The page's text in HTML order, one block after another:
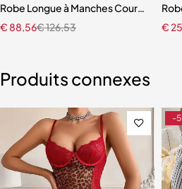
femme
Robe Longue à Manches Courtes et
€126,53
€ 88,56 €
Produits connexes
-